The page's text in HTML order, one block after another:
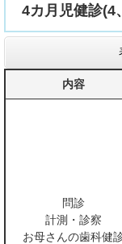
4カ月児健診(4
内容
問診
計測・診察
お母さんの歯科健